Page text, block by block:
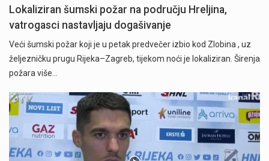
Lokaliziran šumski požar na području Hreljina,
vatrogasci nastavljaju dogašivanje
Veći šumski požar koji je u petak predvečer izbio kod Zlobina , uz
željezničku prugu Rijeka–Zagreb, tijekom noći je lokaliziran. Širenja
požara više…